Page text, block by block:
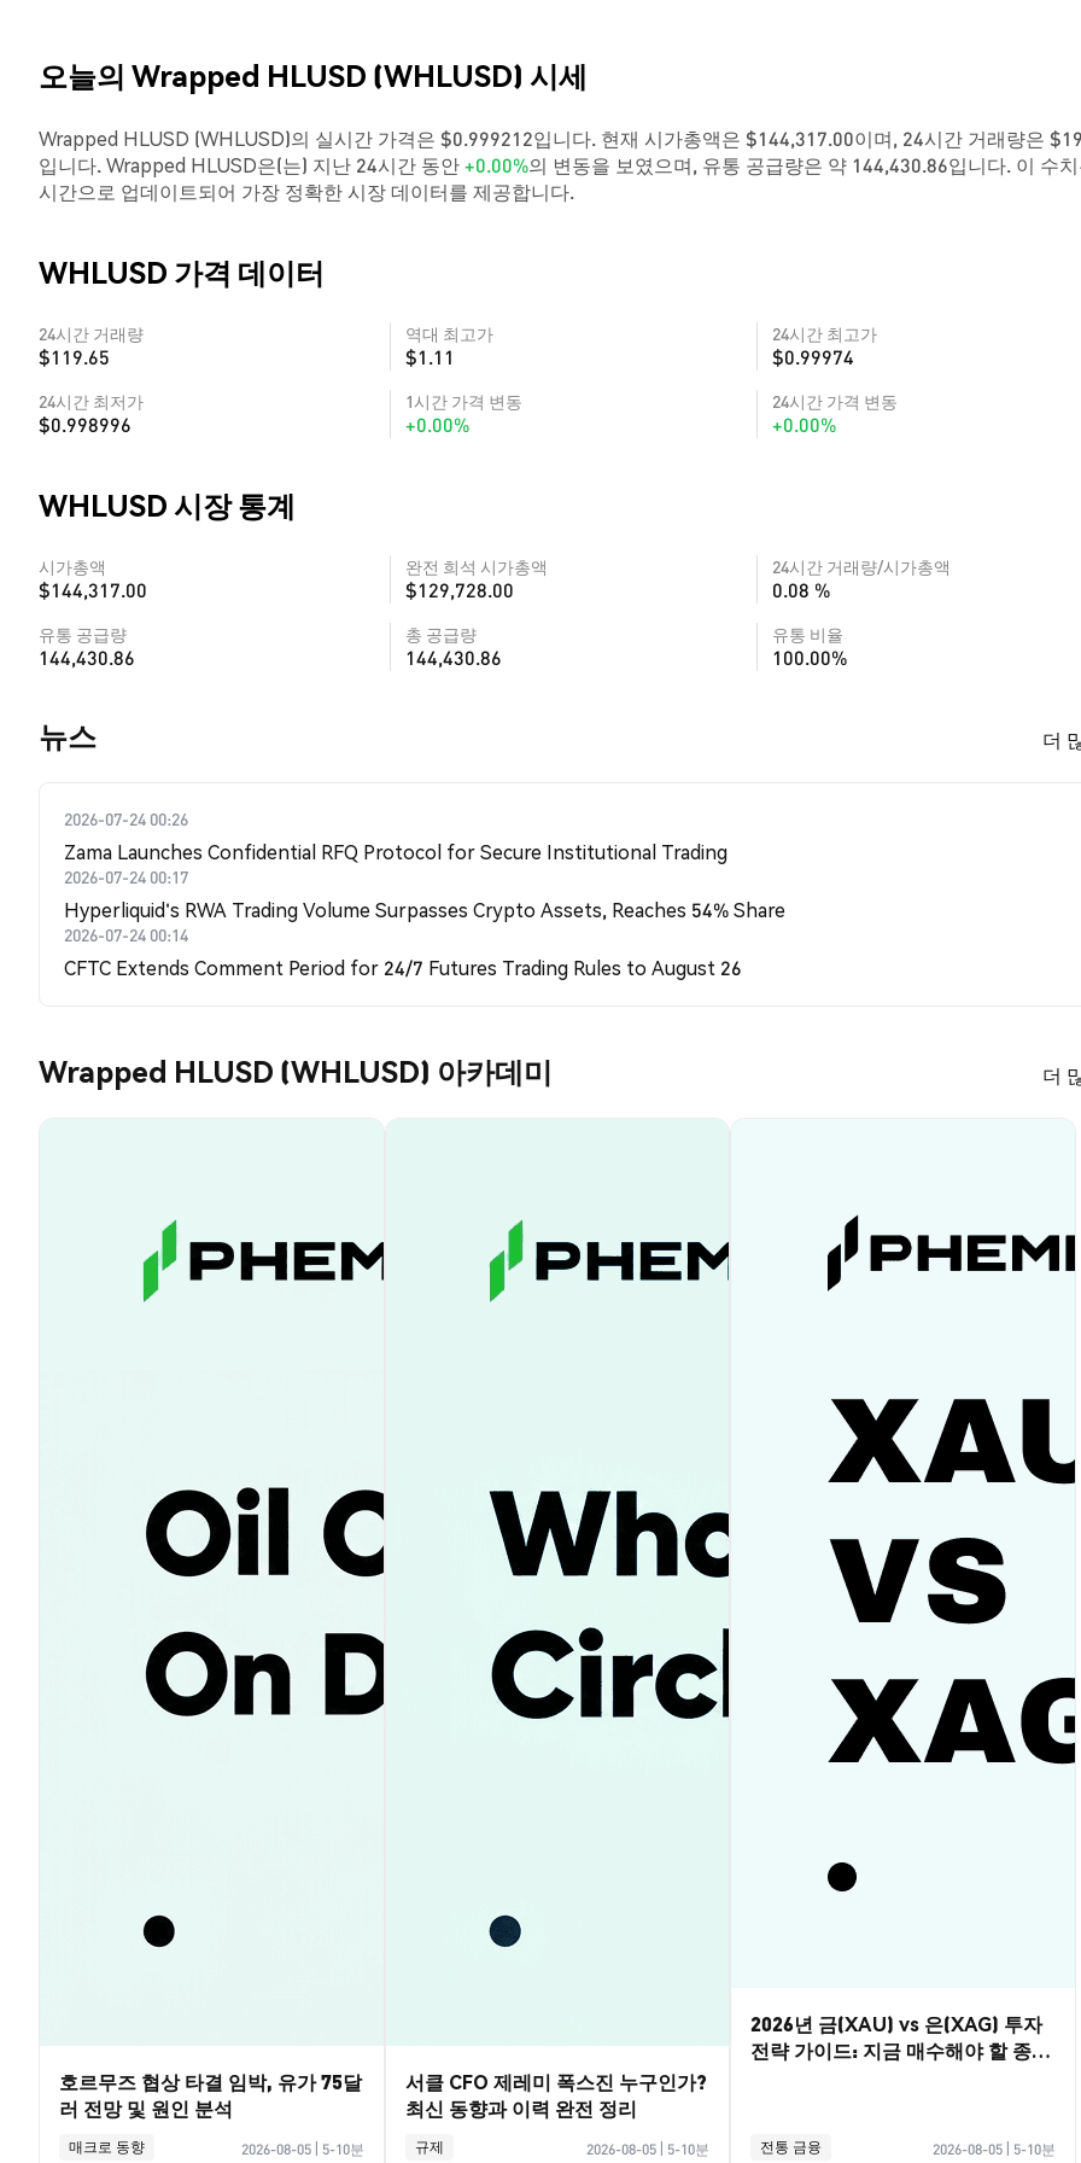
오늘의 Wrapped HLUSD (WHLUSD) 시세
Wrapped HLUSD (WHLUSD)의 실시간 가격은 $0.999212입니다. 현재 시가총액은 $144,317.00이며, 24시간 거래량은
입니다. Wrapped HLUSD은(는) 지난 24시간 동안+0.00%의 변동을 보였으며, 유통 공급량은 약 144,430.86입니다. 이 수
시간으로 업데이트되어 가장 정확한 시장 데이터를 제공합니다.
WHLUSD 가격 데이터
24시간 거래량
$119.65
역대 최고가
$1.11
24시간 최고가
$0.99974
24시간 최저가
$0.998996
1시간 가격 변동
+0.00%
24시간 가격 변동
+0.00%
WHLUSD 시장 통계
시가총액
$144,317.00
완전 희석 시가총액
$129,728.00
24시간 거래량/시가총액
0.08 %
유통 공급량
144,430.86
총 공급량
144,430.86
유통 비율
100.00%
뉴스 더
2026-07-24 00:26
Zama Launches Confidential RFQ Protocol for Secure Institutional Trading
2026-07-24 00:17
Hyperliquid's RWA Trading Volume Surpasses Crypto Assets, Reaches 54% Share
2026-07-24 00:14
CFTC Extends Comment Period for 24/7 Futures Trading Rules to August 26
Wrapped HLUSD (WHLUSD) 아카데미 더
호르무즈 협상 타결 임박, 유가 75달
러 전망 및 원인 분석
매크로 동향 2026-08-05 5-10분
서클 CFO 제레미 폭스진 누구인가?
최신 동향과 이력 완전 정리
규제 2026-08-05 5-10분
2026년 금(XAU) vs 은(XAG) 투자
전략 가이드: 지금 매수해야 할 종목
전통 금융 2026-08-05 5-10분